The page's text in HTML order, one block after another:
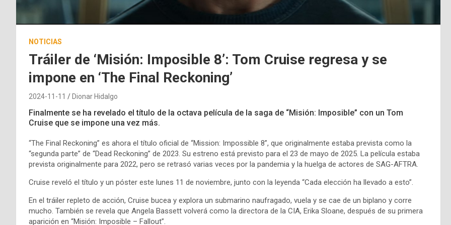
NOTICIAS
Tráiler de ‘Misión: Imposible 8’: Tom Cruise regresa y se
impone en ‘The Final Reckoning’
2024-11-11 Dionar Hidalgo
Finalmente se ha revelado el título de la octava película de la saga de “Misión: Imposible” con un Tom
Cruise que se impone una vez más.
“The Final Reckoning” es ahora el título oficial de “Mission: Impossible 8”, que originalmente estaba prevista como la
“segunda parte” de “Dead Reckoning” de 2023. Su estreno está previsto para el 23 de mayo de 2025. La película estaba
prevista originalmente para 2022, pero se retrasó varias veces por la pandemia y la huelga de actores de SAG-AFTRA.
Cruise reveló el título y un póster este lunes 11 de noviembre, junto con la leyenda “Cada elección ha llevado a esto”.
En el tráiler repleto de acción, Cruise bucea y explora un submarino naufragado, vuela y se cae de un biplano y corre
mucho. También se revela que Angela Bassett volverá como la directora de la CIA, Erika Sloane, después de su primera
aparición en “Misión: Imposible – Fallout”.